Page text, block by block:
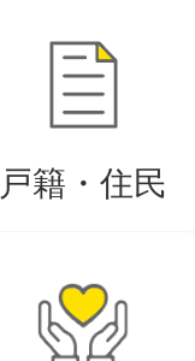
た保護費
8年度 外
を6社募
戸籍・住民